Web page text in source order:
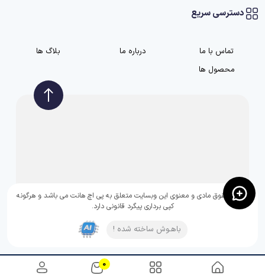
0
دسترسی سریع
تماس با ما درباره ما
بلاگ ها
محصول ها
تمامی حقوق مادی و معنوی این وبسایت متعلق به پی اچ هانت می باشد و هرگونه
کپی برداری پیگرد قانونی دارد.
باهـوش ساخته شده !